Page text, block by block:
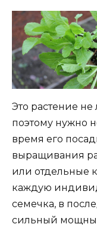
Это растение
поэтому нужно
время его
выращивания
или отдельные
каждую
семечка, в
сильный